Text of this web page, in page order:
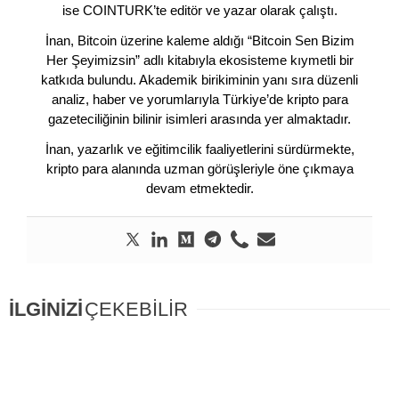
ise COINTURK’te editör ve yazar olarak çalıştı.
İnan, Bitcoin üzerine kaleme aldığı “Bitcoin Sen Bizim
Her Şeyimizsin” adlı kitabıyla ekosisteme kıymetli bir
katkıda bulundu. Akademik birikiminin yanı sıra düzenli
analiz, haber ve yorumlarıyla Türkiye’de kripto para
gazeteciliğinin bilinir isimleri arasında yer almaktadır.
İnan, yazarlık ve eğitimcilik faaliyetlerini sürdürmekte,
kripto para alanında uzman görüşleriyle öne çıkmaya
devam etmektedir.
İLGİNİZİÇEKEBİLİR